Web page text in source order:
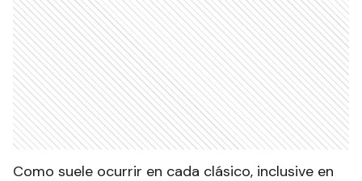
Como suele ocurrir en cada clásico, inclusive en